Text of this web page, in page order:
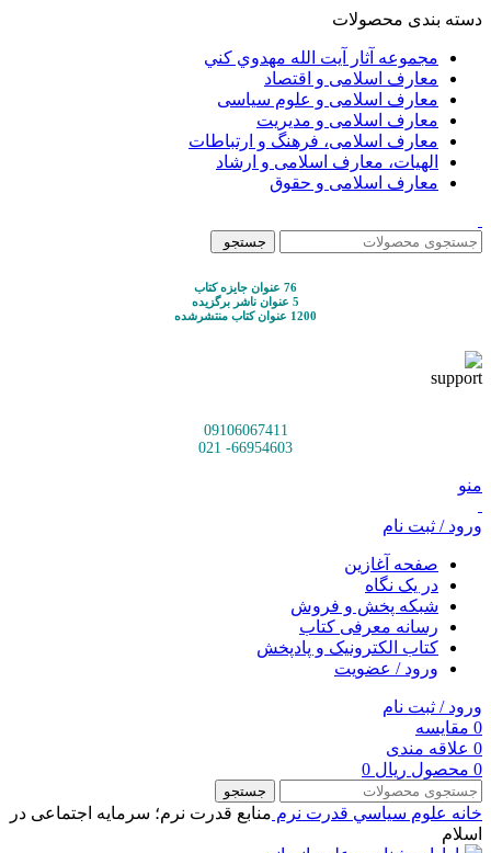
دسته بندی محصولات
مجموعه آثار آيت الله مهدوي كني
معارف اسلامی و اقتصاد
معارف اسلامی و علوم سیاسی
معارف اسلامی و مدیریت
معارف اسلامی، فرهنگ و ارتباطات
الهیات، معارف اسلامی و ارشاد
معارف اسلامی و حقوق
جستجو
76 عنوان جایزه کتاب
5 عنوان ناشر برگزیده
1200 عنوان کتاب منتشرشده
09106067411
66954603- 021
منو
ورود / ثبت نام
صفحه آغازین
در یک نگاه
شبکه پخش و فروش
رسانه معرفی کتاب
کتاب الکترونیک و پادپخش
ورود / عضویت
ورود / ثبت نام
0 مقایسه
0 علاقه مندی
0 محصول ریال
جستجو
خانه علوم سياسي قدرت نرم منابع قدرت نرم؛ سرمایه‌ اجتماعی در
اسلام